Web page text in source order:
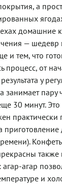
а
домашние
— шедевр
и тем, что
процесс, от
у
занимает пару
30 минут.
практически
также
агар
и